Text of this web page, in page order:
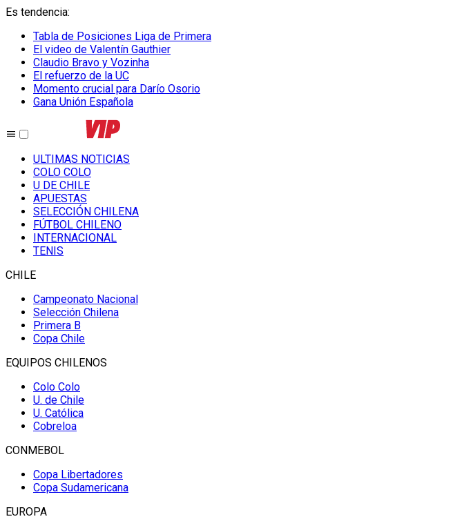
Es tendencia:
Tabla de Posiciones Liga de Primera
El video de Valentín Gauthier
Claudio Bravo y Vozinha
El refuerzo de la UC
Momento crucial para Darío Osorio
Gana Unión Española
ULTIMAS NOTICIAS
COLO COLO
U DE CHILE
APUESTAS
SELECCIÓN CHILENA
FÚTBOL CHILENO
INTERNACIONAL
TENIS
CHILE
Campeonato Nacional
Selección Chilena
Primera B
Copa Chile
EQUIPOS CHILENOS
Colo Colo
U. de Chile
U. Católica
Cobreloa
CONMEBOL
Copa Libertadores
Copa Sudamericana
EUROPA